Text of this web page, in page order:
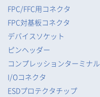
FPC/FFC用コネクタ
FPC対基板コネクタ
デバイスソケット
ピンヘッダー
コンプレッションターミナル
I/Oコネクタ
ESDプロテクタチップ